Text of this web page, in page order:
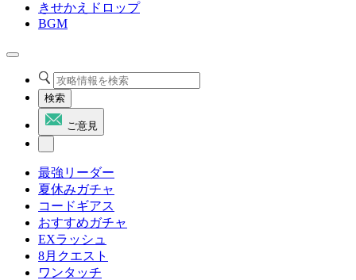
きせかえドロップ
BGM
検索
ご意見
最強リーダー
夏休みガチャ
コードギアス
おすすめガチャ
EXラッシュ
8月クエスト
ワンタッチ